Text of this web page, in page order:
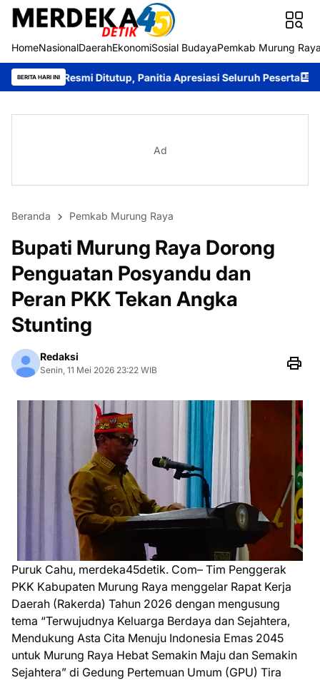
HomeNasionalDaerahEkonomiSosial BudayaPemkab Murung
BERITA HARI INI
Ditutup, Panitia Apresiasi Seluruh Peserta Bupati Heriyus
Ad
Beranda Pemkab Murung Raya
Bupati Murung Raya Dorong
Penguatan Posyandu dan
Peran PKK Tekan Angka
Stunting
Redaksi
Senin, 11 Mei 2026 23:22 WIB
Puruk Cahu, merdeka45detik. Com– Tim Penggerak
PKK Kabupaten Murung Raya menggelar Rapat Kerja
Daerah (Rakerda) Tahun 2026 dengan mengusung
tema “Terwujudnya Keluarga Berdaya dan Sejahtera,
Mendukung Asta Cita Menuju Indonesia Emas 2045
untuk Murung Raya Hebat Semakin Maju dan Semakin
Sejahtera” di Gedung Pertemuan Umum (GPU) Tira